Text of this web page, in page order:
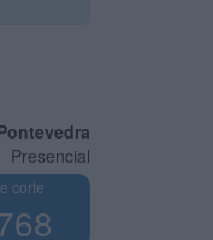
Presencial
corte